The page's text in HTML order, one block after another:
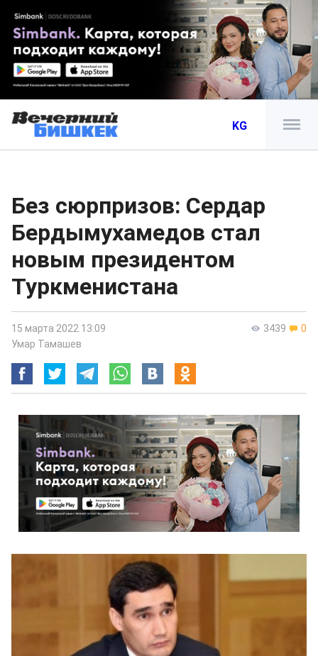
KG
Без сюрпризов: Сердар
Бердымухамедов стал
новым президентом
Туркменистана
3439 0
15 марта 2022 13:09
Умар Тамашев